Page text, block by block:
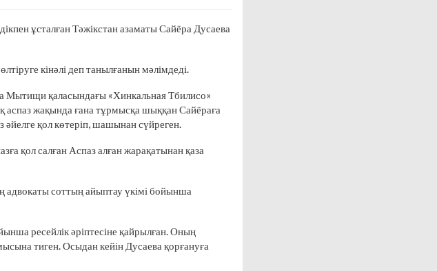
ұсталған Тәжікстан азаматы Сайёра Дусаева
кінәлі деп танылғанын мәлімдеді.
Мытищи қаласындағы «Хинкальная Тбилисо»
аспаз жақында ғана тұрмысқа шыққан Сайёраға
қол көтеріп, шашынан сүйреген.
қол салған Аспаз алған жарақатынан қаза
адвокаты соттың айыптау үкімі бойынша
ресейлік әріптесіне қайрылған. Оның
тиген. Осыдан кейін Дусаева қорғануға